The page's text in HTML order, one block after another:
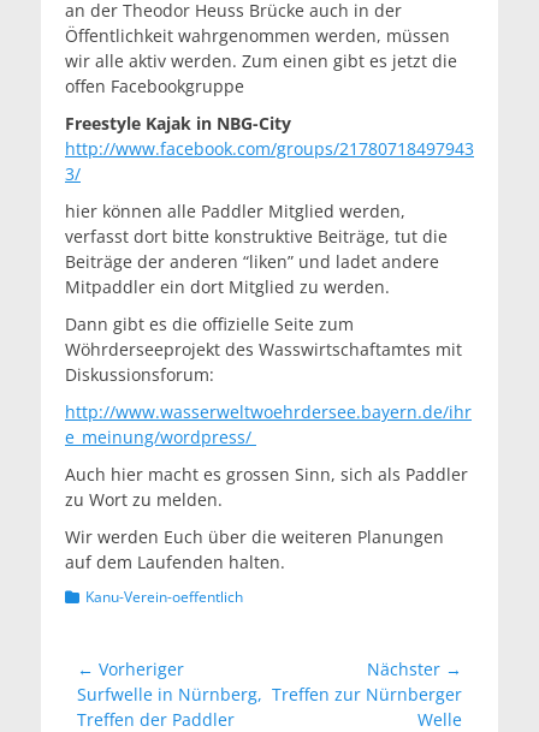
an der Theodor Heuss Brücke auch in der
Öffentlichkeit wahrgenommen werden, müssen
wir alle aktiv werden. Zum einen gibt es jetzt die
offen Facebookgruppe
Freestyle Kajak in NBG-City
http://www.facebook.com/groups/21780718497943
3/
hier können alle Paddler Mitglied werden,
verfasst dort bitte konstruktive Beiträge, tut die
Beiträge der anderen “liken” und ladet andere
Mitpaddler ein dort Mitglied zu werden.
Dann gibt es die offizielle Seite zum
Wöhrderseeprojekt des Wasswirtschaftamtes mit
Diskussionsforum:
http://www.wasserweltwoehrdersee.bayern.de/ihr
e_meinung/wordpress/
Auch hier macht es grossen Sinn, sich als Paddler
zu Wort zu melden.
Wir werden Euch über die weiteren Planungen
auf dem Laufenden halten.
Kategorien
Kanu-Verein-oeffentlich
Beitragsnavigation
← Vorheriger
Vorheriger
Beitrag:
Surfwelle in Nürnberg,
Treffen der Paddler
Nächster →
Nächster
Treffen zur Nürnberger
Welle